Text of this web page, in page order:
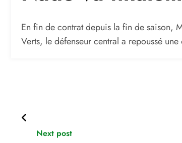
En fin de contrat depuis la fin de saison,
Verts, le défenseur central a repoussé une
Next post